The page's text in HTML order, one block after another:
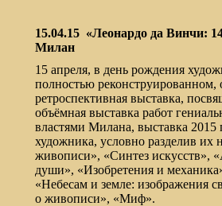
15.04.15 «Леонардо да Винчи:
Милан
15 апреля, в день рождения
полностью
ретроспективная выставка,
объёмная выставка работ
властями Милана, выставка 2015
художника, условно разделив их
живописи», «Синтез искусств»,
души», «Изобретения и
«Небесам и земле: изображения
о живописи», «Миф».